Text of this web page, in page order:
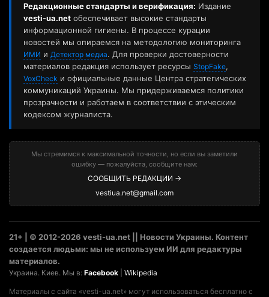
Редакционные стандарты и верификация: Издание
vesti-ua.net обеспечивает высокие стандарты
информационной гигиены. В процессе курации
новостей мы опираемся на методологию мониторинга
ИМИ и Детектор медиа. Для проверки достоверности
материалов редакция использует ресурсы StopFake,
VoxCheck и официальные данные Центра стратегических
коммуникаций Украины. Мы придерживаемся политики
прозрачности и работаем в соответствии с этическим
кодексом журналиста.
Мы стремимся к максимальной точности, но если вы заметили
ошибку — пожалуйста, сообщите нам:
СООБЩИТЬ РЕДАКЦИИ →
vestiua.net@gmail.com
21+ | © 2012-2026 vesti-ua.net || Новости Украины. Контент
создается людьми: мы не используем ИИ для редактуры
материалов.
Украина. Киев. Мы в: Facebook Wikipedia
Материалы с сайта «vesti-ua.net» могут использоваться бесплатно с